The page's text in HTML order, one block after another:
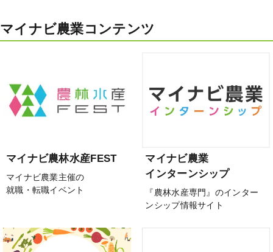
マイナビ農業コンテンツ
マイナビ農林水産FEST
マイナビ農業主催の
就職・転職イベント
マイナビ農業
インターンシップ
『農林水産専門』のインター
ンシップ情報サイト